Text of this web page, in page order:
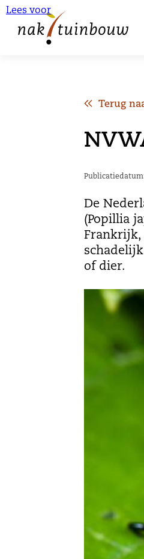
Lees voor
Terug
De
(Popillia
Frankrijk,
of dier.